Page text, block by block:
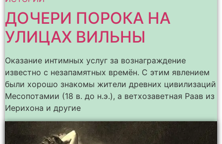
ДОЧЕРИ ПОРОКА НА
УЛИЦАХ ВИЛЬНЫ
Оказание интимных услуг за вознаграждение
известно с незапамятных времён. С этим явлением
были хорошо знакомы жители древних цивилизаций
Месопотамии (18 в. до н.э.), а ветхозаветная Раав из
Иерихона и другие